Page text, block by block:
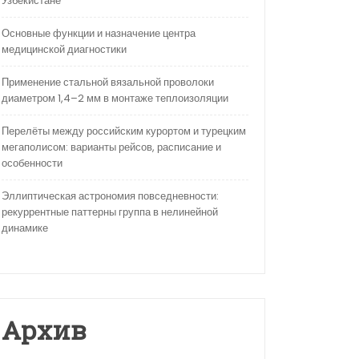
Основные функции и назначение центра
медицинской диагностики
Применение стальной вязальной проволоки
диаметром 1,4–2 мм в монтаже теплоизоляции
Перелёты между российским курортом и турецким
мегаполисом: варианты рейсов, расписание и
особенности
Эллиптическая астрономия повседневности:
рекуррентные паттерны группа в нелинейной
динамике
Архив